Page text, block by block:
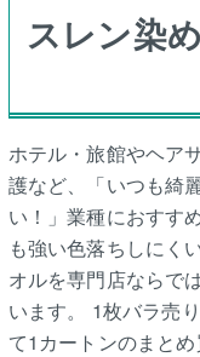
スレン染
ホテル・旅館やヘア
護など、「いつも綺
い！」業種におすす
も強い色落ちしにく
オルを専門店ならで
います。 1枚バラ売
て1カートンのまと